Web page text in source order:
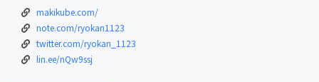
makikube.com/
note.com/ryokan1123
twitter.com/ryokan_1123
lin.ee/nQw9ssj